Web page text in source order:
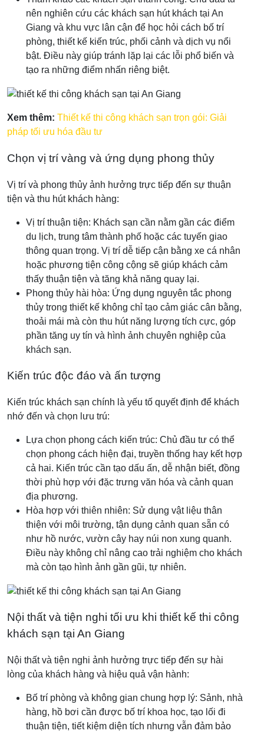
nên nghiên cứu các khách sạn hút khách tại An
Giang và khu vực lân cận để học hỏi cách bố trí
phòng, thiết kế kiến trúc, phối cảnh và dịch vụ nổi
bật. Điều này giúp tránh lặp lại các lỗi phổ biến và
tạo ra những điểm nhấn riêng biệt.
Xem thêm: Thiết kế thi công khách sạn trọn gói: Giải
pháp tối ưu hóa đầu tư
Chọn vị trí vàng và ứng dụng phong thủy
Vị trí và phong thủy ảnh hưởng trực tiếp đến sự thuận
tiện và thu hút khách hàng:
Vị trí thuận tiện: Khách sạn cần nằm gần các điểm
du lịch, trung tâm thành phố hoặc các tuyến giao
thông quan trọng. Vị trí dễ tiếp cận bằng xe cá nhân
hoặc phương tiện công cộng sẽ giúp khách cảm
thấy thuận tiện và tăng khả năng quay lại.
Phong thủy hài hòa: Ứng dụng nguyên tắc phong
thủy trong thiết kế không chỉ tạo cảm giác cân bằng,
thoải mái mà còn thu hút năng lượng tích cực, góp
phần tăng uy tín và hình ảnh chuyên nghiệp của
khách sạn.
Kiến trúc độc đáo và ấn tượng
Kiến trúc khách sạn chính là yếu tố quyết định để khách
nhớ đến và chọn lưu trú:
Lựa chọn phong cách kiến trúc: Chủ đầu tư có thể
chọn phong cách hiện đại, truyền thống hay kết hợp
cả hai. Kiến trúc cần tạo dấu ấn, dễ nhận biết, đồng
thời phù hợp với đặc trưng văn hóa và cảnh quan
địa phương.
Hòa hợp với thiên nhiên: Sử dụng vật liệu thân
thiện với môi trường, tận dụng cảnh quan sẵn có
như hồ nước, vườn cây hay núi non xung quanh.
Điều này không chỉ nâng cao trải nghiệm cho khách
mà còn tạo hình ảnh gần gũi, tự nhiên.
Nội thất và tiện nghi tối ưu khi thiết kế thi công
khách sạn tại An Giang
Nội thất và tiện nghi ảnh hưởng trực tiếp đến sự hài
lòng của khách hàng và hiệu quả vận hành:
Bố trí phòng và không gian chung hợp lý: Sảnh, nhà
hàng, hồ bơi cần được bố trí khoa học, tạo lối đi
thuận tiện, tiết kiệm diện tích nhưng vẫn đảm bảo